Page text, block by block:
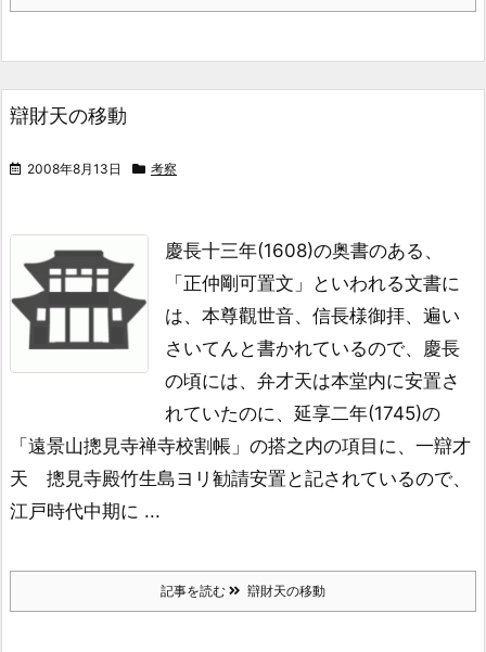
辯財天の移動
2008年8月13日 考察
慶長十三年(1608)の奥書のある、
「正仲剛可置文」といわれる文書に
は、 本尊觀世音、信長様御拝、遍い
さいてん と書かれているので、慶長
の頃には、 弁才天は本堂内に安置さ
れていたのに、 延享二年(1745)の
「遠景山摠見寺禅寺校割帳」の搭之内の項目に、 一辯才
天 摠見寺殿竹生島ヨリ勧請安置 と記されているので、
江戸時代中期に ...
記事を読む 辯財天の移動